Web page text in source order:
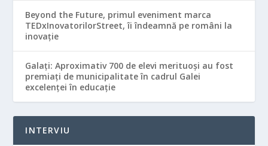
Beyond the Future, primul eveniment marca
TEDxInovatorilorStreet, îi îndeamnă pe români la
inovație
Galaţi: Aproximativ 700 de elevi merituoşi au fost
premiaţi de municipalitate în cadrul Galei
excelenţei în educaţie
INTERVIU